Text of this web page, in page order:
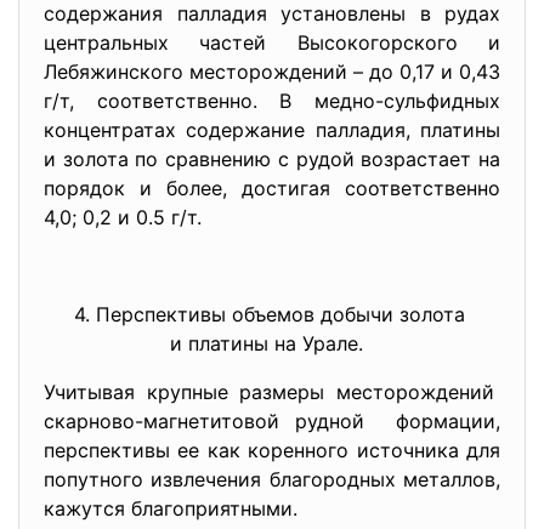
содержания палладия установлены в рудах
центральных частей Высокогорского и
Лебяжинского месторождений – до 0,17 и 0,43
г/т, соответственно. В медно-сульфидных
концентратах содержание палладия, платины
и золота по сравнению с рудой возрастает на
порядок и более, достигая соответственно
4,0; 0,2 и 0.5 г/т.
4. Перспективы объемов добычи золота
и платины на Урале.
Учитывая крупные размеры месторождений
скарново-магнетитовой рудной формации,
перспективы ее как коренного источника для
попутного извлечения благородных металлов,
кажутся благоприятными.